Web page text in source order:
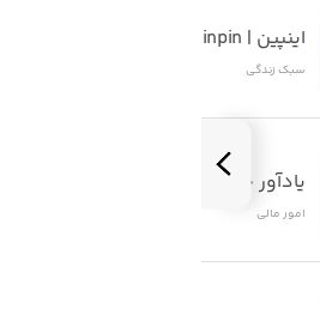
اینپین | inpin
سبک زندگی
یادآور چک ۲
امور ‌مالی